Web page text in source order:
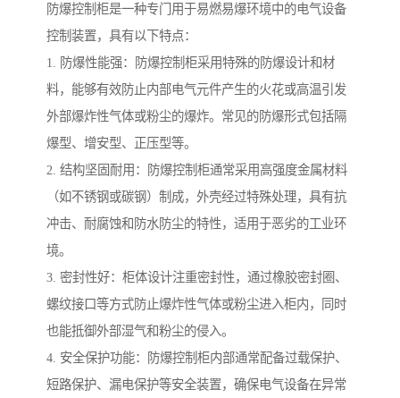
防爆控制柜是一种专门用于易燃易爆环境中的电气设备
控制装置，具有以下特点：
1. 防爆性能强：防爆控制柜采用特殊的防爆设计和材
料，能够有效防止内部电气元件产生的火花或高温引发
外部爆炸性气体或粉尘的爆炸。常见的防爆形式包括隔
爆型、增安型、正压型等。
2. 结构坚固耐用：防爆控制柜通常采用高强度金属材料
（如不锈钢或碳钢）制成，外壳经过特殊处理，具有抗
冲击、耐腐蚀和防水防尘的特性，适用于恶劣的工业环
境。
3. 密封性好：柜体设计注重密封性，通过橡胶密封圈、
螺纹接口等方式防止爆炸性气体或粉尘进入柜内，同时
也能抵御外部湿气和粉尘的侵入。
4. 安全保护功能：防爆控制柜内部通常配备过载保护、
短路保护、漏电保护等安全装置，确保电气设备在异常